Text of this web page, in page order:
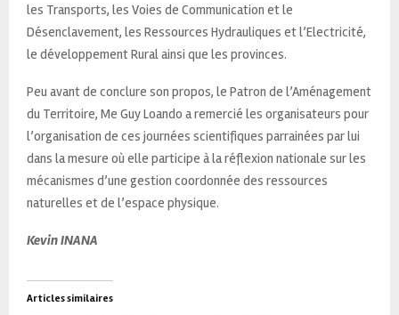
les Transports, les Voies de Communication et le
Désenclavement, les Ressources Hydrauliques et l’Electricité,
le développement Rural ainsi que les provinces.
Peu avant de conclure son propos, le Patron de l’Aménagement
du Territoire, Me Guy Loando a remercié les organisateurs pour
l’organisation de ces journées scientifiques parrainées par lui
dans la mesure où elle participe à la réflexion nationale sur les
mécanismes d’une gestion coordonnée des ressources
naturelles et de l’espace physique.
Kevin INANA
Articles similaires